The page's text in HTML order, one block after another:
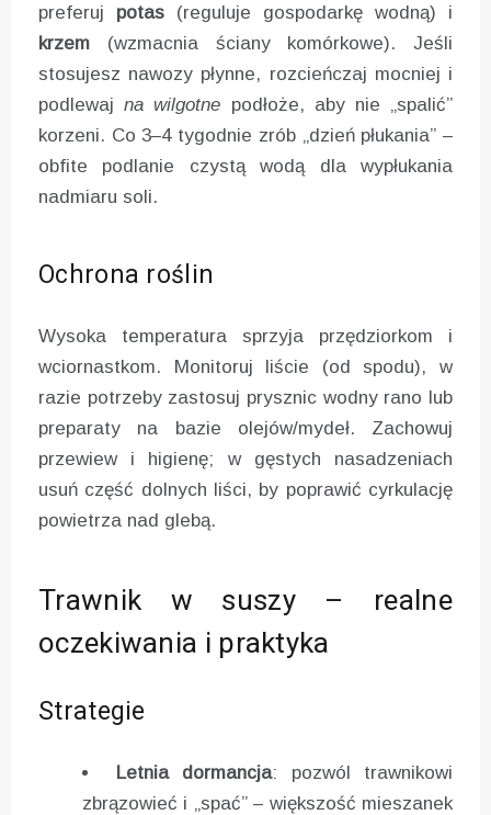
preferuj potas (reguluje gospodarkę wodną) i
krzem (wzmacnia ściany komórkowe). Jeśli
stosujesz nawozy płynne, rozcieńczaj mocniej i
podlewajna wilgotne podłoże, aby nie „spalić”
korzeni. Co 3–4 tygodnie zrób „dzień płukania” –
obfite podlanie czystą wodą dla wypłukania
nadmiaru soli.
Ochrona roślin
Wysoka temperatura sprzyja przędziorkom i
wciornastkom. Monitoruj liście (od spodu), w
razie potrzeby zastosuj prysznic wodny rano lub
preparaty na bazie olejów/mydeł. Zachowuj
przewiew i higienę; w gęstych nasadzeniach
usuń część dolnych liści, by poprawić cyrkulację
powietrza nad glebą.
Trawnik w suszy – realne
oczekiwania i praktyka
Strategie
Letnia dormancja: pozwól trawnikowi
zbrązowieć i „spać” – większość mieszanek